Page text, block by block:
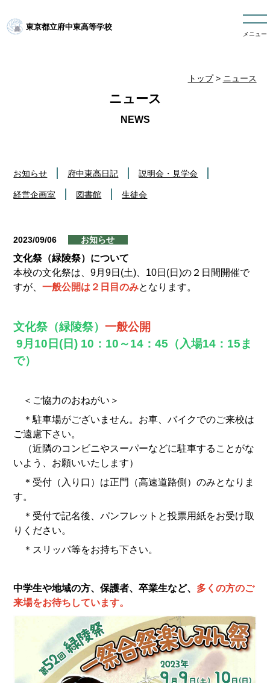
東京都立府中東高等学校
メニュー
トップ> ニュース
ニュース
お知らせ 府中東高日記 説明会・見学会
経営企画室 図書館 生徒会
2023/09/06 お知らせ
文化祭（緑陵祭）について
本校の文化祭は、9月9日(土)、10日(日)の２日間開催で
すが、一般公開は２日目のみとなります。
文化祭（緑陵祭）一般公開
9月10日(日) 10：10～14：45（入場14：15ま
で）
＜ご協力のおねがい＞
＊駐車場がございません。お車、バイクでのご来校は
ご遠慮下さい。
（近隣のコンビニやスーパーなどに駐車することがな
いよう、お願いいたします）
＊受付（入り口）は正門（高速道路側）のみとなりま
す。
＊受付で記名後、パンフレットと投票用紙をお受け取
りください。
＊スリッパ等をお持ち下さい。
中学生や地域の方、保護者、卒業生など、 多くの方のご
来場をお待ちしています。